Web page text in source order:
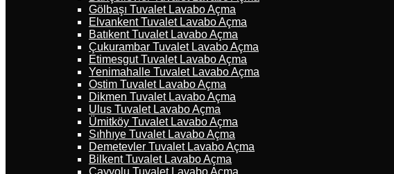
Gölbaşı Tuvalet Lavabo Açma
Elvankent Tuvalet Lavabo Açma
Batıkent Tuvalet Lavabo Açma
Çukurambar Tuvalet Lavabo Açma
Etimesgut Tuvalet Lavabo Açma
Yenimahalle Tuvalet Lavabo Açma
Ostim Tuvalet Lavabo Açma
Dikmen Tuvalet Lavabo Açma
Ulus Tuvalet Lavabo Açma
Ümitköy Tuvalet Lavabo Açma
Sıhhıye Tuvalet Lavabo Açma
Demetevler Tuvalet Lavabo Açma
Bilkent Tuvalet Lavabo Açma
Çayyolu Tuvalet Lavabo Açma